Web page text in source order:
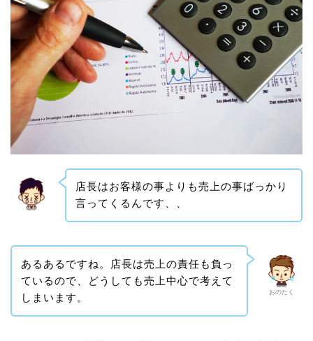
店長はお客様の事よりも売上の事ばっかり
言ってくるんです、、
おのたく
あるあるですね。店長は売上の責任も負っ
ているので、どうしても売上中心で考えて
しまいます。